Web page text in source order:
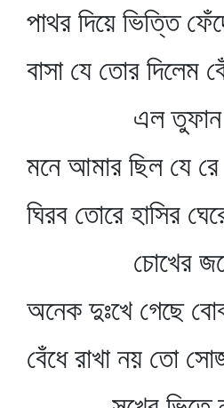
পাথর দিয়ে ভিত্তি
বাসা যে তোর দিলেম
এল তুফান
মনে আমার ছিল যে রে
ঘিরব তোরে হাসির
চোখের জলে
অনেক দুঃখে গেছে
বেঁধে রাখা নয় তো